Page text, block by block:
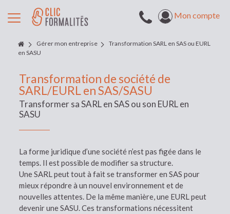
Mon compte
Gérer mon entreprise
Transformation SARL en SAS ou EURL
en SASU
Transformation de société de
SARL/EURL en SAS/SASU
Transformer sa SARL en SAS ou son EURL en
SASU
La forme juridique d’une société n’est pas figée dans le
temps. Il est possible de modifier sa structure.
Une SARL peut tout à fait se transformer en SAS pour
mieux répondre à un nouvel environnement et de
nouvelles attentes. De la même manière, une EURL peut
devenir une SASU. Ces transformations nécessitent